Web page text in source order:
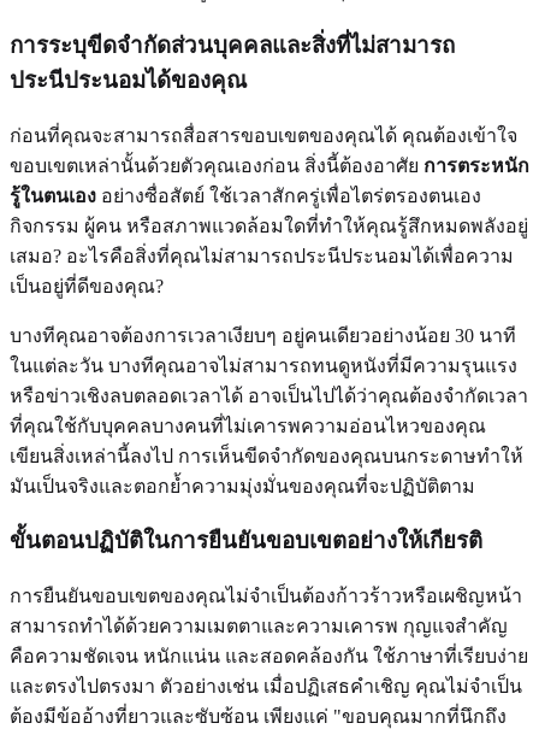
การระบุขีดจำกัดส่วนบุคคลและสิ่งที่ไม่สามารถ
ประนีประนอมได้ของคุณ
ก่อนที่คุณจะสามารถสื่อสารขอบเขตของคุณได้ คุณต้องเข้าใจ
ขอบเขตเหล่านั้นด้วยตัวคุณเองก่อน สิ่งนี้ต้องอาศัย การตระหนัก
รู้ในตนเอง อย่างซื่อสัตย์ ใช้เวลาสักครู่เพื่อไตร่ตรองตนเอง
กิจกรรม ผู้คน หรือสภาพแวดล้อมใดที่ทำให้คุณรู้สึกหมดพลังอยู่
เสมอ? อะไรคือสิ่งที่คุณไม่สามารถประนีประนอมได้เพื่อความ
เป็นอยู่ที่ดีของคุณ?
บางทีคุณอาจต้องการเวลาเงียบๆ อยู่คนเดียวอย่างน้อย 30 นาที
ในแต่ละวัน บางทีคุณอาจไม่สามารถทนดูหนังที่มีความรุนแรง
หรือข่าวเชิงลบตลอดเวลาได้ อาจเป็นไปได้ว่าคุณต้องจำกัดเวลา
ที่คุณใช้กับบุคคลบางคนที่ไม่เคารพความอ่อนไหวของคุณ
เขียนสิ่งเหล่านี้ลงไป การเห็นขีดจำกัดของคุณบนกระดาษทำให้
มันเป็นจริงและตอกย้ำความมุ่งมั่นของคุณที่จะปฏิบัติตาม
ขั้นตอนปฏิบัติในการยืนยันขอบเขตอย่างให้เกียรติ
การยืนยันขอบเขตของคุณไม่จำเป็นต้องก้าวร้าวหรือเผชิญหน้า
สามารถทำได้ด้วยความเมตตาและความเคารพ กุญแจสำคัญ
คือความชัดเจน หนักแน่น และสอดคล้องกัน ใช้ภาษาที่เรียบง่าย
และตรงไปตรงมา ตัวอย่างเช่น เมื่อปฏิเสธคำเชิญ คุณไม่จำเป็น
ต้องมีข้ออ้างที่ยาวและซับซ้อน เพียงแค่ "ขอบคุณมากที่นึกถึง